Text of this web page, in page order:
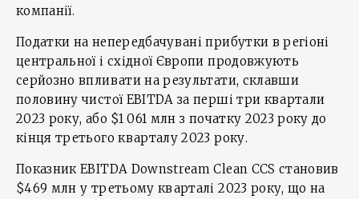
компанії.
Податки на непередбачувані прибутки в регіоні
центральної і східної Європи продовжують
серйозно впливати на результати, склавши
половину чистої EBITDA за перші три квартали
2023 року, або $1 061 млн з початку 2023 року до
кінця третього кварталу 2023 року.
Показник EBITDA Downstream Clean CCS становив
$469 млн у третьому кварталі 2023 року, що на